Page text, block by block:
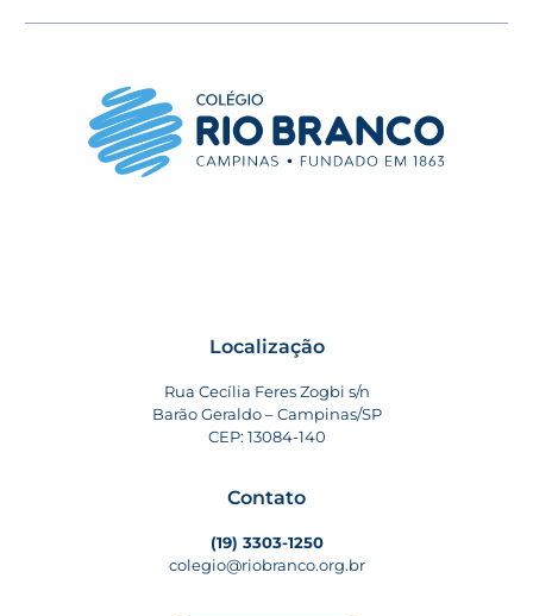
Localização
Rua Cecília Feres Zogbi s/n
Barão Geraldo – Campinas/SP
CEP: 13084-140
Contato
(19) 3303-1250
colegio@riobranco.org.br